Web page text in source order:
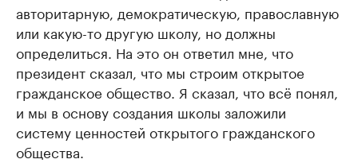
авторитарную, демократическую, православную
или какую-то другую школу, но должны
определиться. На это он ответил мне, что
президент сказал, что мы строим открытое
гражданское общество. Я сказал, что всё понял,
и мы в основу создания школы заложили
систему ценностей открытого гражданского
общества.